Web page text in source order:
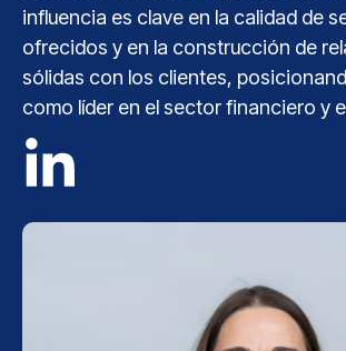
influencia es clave en la calidad de
ofrecidos y en la construcción de
sólidas con los clientes,
como líder en el sector financiero y